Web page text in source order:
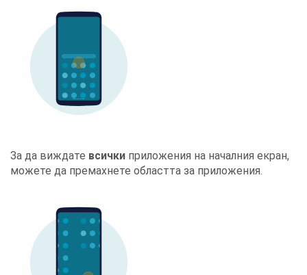
За да виждате всички приложения на началния екран,
можете да премахнете областта за приложения.